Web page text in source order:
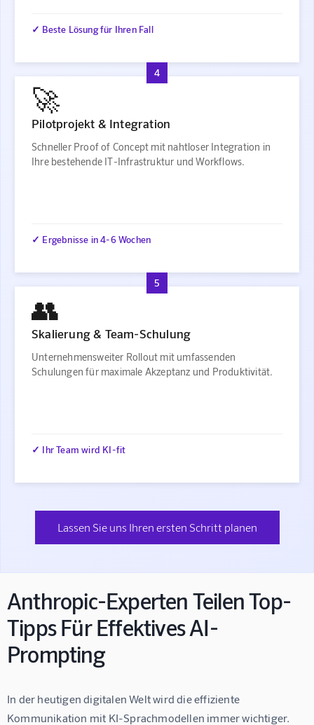
✓ Beste Lösung für Ihren Fall
4
🚀
Pilotprojekt & Integration
Schneller Proof of Concept mit nahtloser Integration in
Ihre bestehende IT-Infrastruktur und Workflows.
✓ Ergebnisse in 4-6 Wochen
5
👥
Skalierung & Team-Schulung
Unternehmensweiter Rollout mit umfassenden
Schulungen für maximale Akzeptanz und Produktivität.
✓ Ihr Team wird KI-fit
Lassen Sie uns Ihren ersten Schritt planen
Anthropic-Experten Teilen Top-
Tipps Für Effektives AI-
Prompting
In der heutigen digitalen Welt wird die effiziente
Kommunikation mit KI-Sprachmodellen immer wichtiger.